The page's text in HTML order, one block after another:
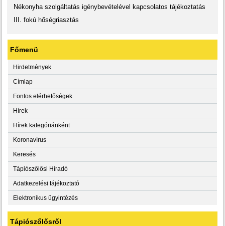
Nékonyha szolgáltatás igénybevételével kapcsolatos tájékoztatás
III. fokú hőségriasztás
Főmenü
Hirdetmények
Címlap
Fontos elérhetőségek
Hírek
Hírek kategóriánként
Koronavírus
Keresés
Tápiószőlősi Híradó
Adatkezelési tájékoztató
Elektronikus ügyintézés
Tápiószőlősről